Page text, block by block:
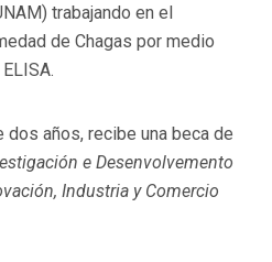
trabajando en el
de Chagas por medio
dos años, recibe una beca de
e Desenvolvemento
Industria y Comercio